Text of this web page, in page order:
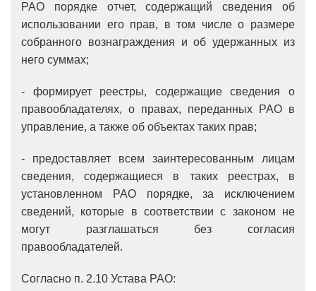
РАО порядке отчет, содержащий сведения об
использовании его прав, в том числе о размере
собранного вознаграждения и об удержанных из
него суммах;
- формирует реестры, содержащие сведения о
правообладателях, о правах, переданных РАО в
управление, а также об объектах таких прав;
- предоставляет всем заинтересованным лицам
сведения, содержащиеся в таких реестрах, в
установленном РАО порядке, за исключением
сведений, которые в соответствии с законом не
могут разглашаться без согласия
правообладателей.
Согласно п. 2.10 Устава РАО: